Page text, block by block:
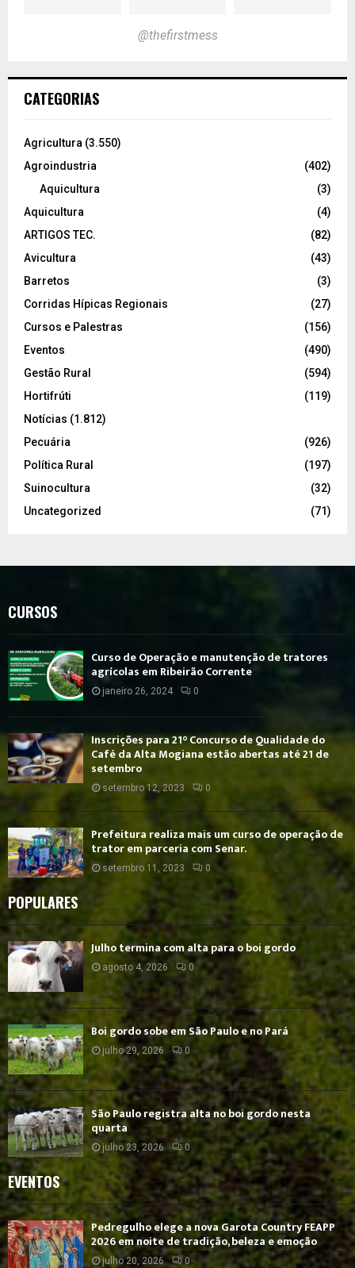
@thefirstmess
CATEGORIAS
Agricultura (3.550)
Agroindustria
(402)
Aquicultura
(3)
Aquicultura
(4)
ARTIGOS TEC.
(82)
Avicultura
(43)
Barretos
(3)
Corridas Hípicas Regionais
(27)
Cursos e Palestras
(156)
Eventos
(490)
Gestão Rural
(594)
Hortifrúti
(119)
Notícias (1.812)
Pecuária
(926)
Política Rural
(197)
Suinocultura
(32)
Uncategorized
(71)
CURSOS
Curso de Operação e manutenção de tratores
agrícolas em Ribeirão Corrente
janeiro 26, 2024 0
Inscrições para 21° Concurso de Qualidade do
Café da Alta Mogiana estão abertas até 21 de
setembro
setembro 12, 2023 0
Prefeitura realiza mais um curso de operação de
trator em parceria com Senar.
setembro 11, 2023 0
POPULARES
Julho termina com alta para o boi gordo
agosto 4, 2026 0
Boi gordo sobe em São Paulo e no Pará
julho 29, 2026 0
São Paulo registra alta no boi gordo nesta
quarta
julho 23, 2026 0
EVENTOS
Pedregulho elege a nova Garota Country FEAPP
2026 em noite de tradição, beleza e emoção
julho 20, 2026 0